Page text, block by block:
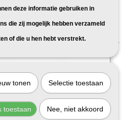
deze informatie gebruiken in
die zij mogelijk hebben verzameld
of die u hen hebt verstrekt.
tonen Selectie toestaan
toestaan Nee, niet akkoord